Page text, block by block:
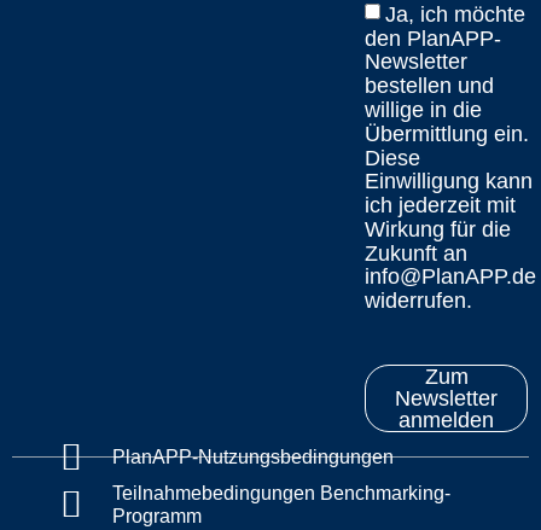
Ja, ich möchte
den PlanAPP-
Newsletter
bestellen und
willige in die
Übermittlung ein.
Diese
Einwilligung kann
ich jederzeit mit
Wirkung für die
Zukunft an
info@PlanAPP.de
widerrufen.
Zum
Newsletter
anmelden
PlanAPP-Nutzungsbedingungen
Teilnahmebedingungen Benchmarking-
Programm